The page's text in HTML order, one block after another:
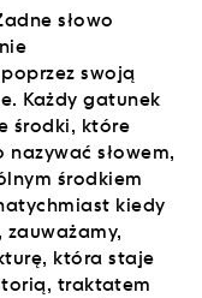
słowo
swoją
Każdy gatunek
środki, które
słowem,
środkiem
kiedy
zauważamy,
która staje
traktatem